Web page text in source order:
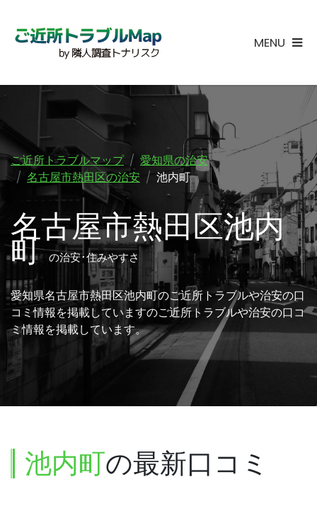
MENU
ご近所トラブルマップ
愛知県の治安
名古屋市熱田区の治安
池内町
名古屋市熱田区池内
町の治安･住みやすさ
愛知県名古屋市熱田区池内町のご近所トラブルや治安の口
コミ情報を掲載していますのご近所トラブルや治安の口コ
ミ情報を掲載しています。
池内町の最新口コミ